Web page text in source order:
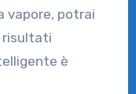
vapore, potrai
risultati
è